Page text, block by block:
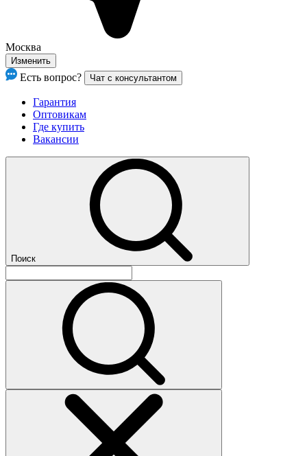
Москва
Изменить
Есть вопрос? Чат с консультантом
Гарантия
Оптовикам
Где купить
Вакансии
Поиск